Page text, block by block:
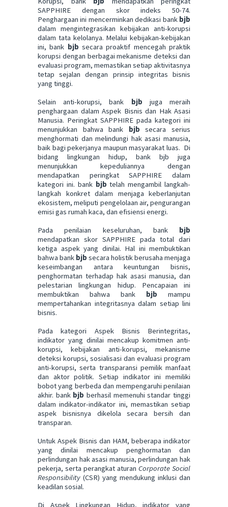
SAPPHIRE dengan skor indeks 50-74.
Penghargaan ini mencerminkan dedikasi bank bjb
dalam mengintegrasikan kebijakan anti-korupsi
dalam tata kelolanya. Melalui kebijakan-kebijakan
ini, bank bjb secara proaktif mencegah praktik
korupsi dengan berbagai mekanisme deteksi dan
evaluasi program, memastikan setiap aktivitasnya
tetap sejalan dengan prinsip integritas bisnis
yang tinggi.
Selain anti-korupsi, bank bjb juga meraih
penghargaan dalam Aspek Bisnis dan Hak Asasi
Manusia. Peringkat SAPPHIRE pada kategori ini
menunjukkan bahwa bank bjbsecara serius
menghormati dan melindungi hak asasi manusia,
baik bagi pekerjanya maupun masyarakat luas. Di
bidang lingkungan hidup, bank bjb juga
menunjukkan kepeduliannya dengan
mendapatkan peringkat SAPPHIRE dalam
kategori ini. bank bjbtelah mengambil langkah-
langkah konkret dalam menjaga keberlanjutan
ekosistem, meliputi pengelolaan air, pengurangan
emisi gas rumah kaca, dan efisiensi energi.
Pada penilaian keseluruhan, bank bjb
mendapatkan skor SAPPHIRE pada total dari
ketiga aspek yang dinilai. Hal ini membuktikan
bahwa bank bjb secara holistik berusaha menjaga
keseimbangan antara keuntungan bisnis,
penghormatan terhadap hak asasi manusia, dan
pelestarian lingkungan hidup. Pencapaian ini
membuktikan bahwa bank bjb mampu
mempertahankan integritasnya dalam setiap lini
bisnis.
Pada kategori Aspek Bisnis Berintegritas,
indikator yang dinilai mencakup komitmen anti-
korupsi, kebijakan anti-korupsi, mekanisme
deteksi korupsi, sosialisasi dan evaluasi program
anti-korupsi, serta transparansi pemilik manfaat
dan aktor politik. Setiap indikator ini memiliki
bobot yang berbeda dan mempengaruhi penilaian
akhir. bank bjb berhasil memenuhi standar tinggi
dalam indikator-indikator ini, memastikan setiap
aspek bisnisnya dikelola secara bersih dan
transparan.
Untuk Aspek Bisnis dan HAM, beberapa indikator
yang dinilai mencakup penghormatan dan
perlindungan hak asasi manusia, perlindungan hak
pekerja, serta perangkat aturan Corporate Social
Responsibility (CSR) yang mendukung inklusi dan
keadilan sosial.
Di Aspek Lingkungan Hidup, indikator yang